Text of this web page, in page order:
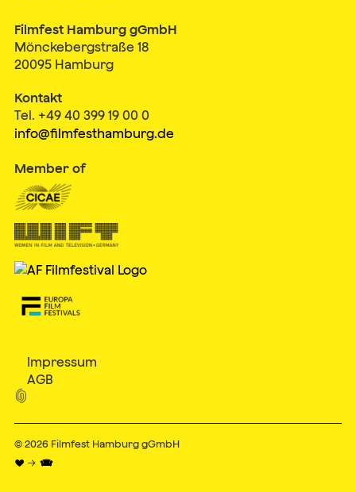
Filmfest Hamburg gGmbH
Mönckebergstraße 18
20095 Hamburg
Kontakt
Tel. +49 40 399 19 00 0
info@filmfesthamburg.de
Member of
Impressum
AGB

© 2026 Filmfest Hamburg gGmbH
♥ → 